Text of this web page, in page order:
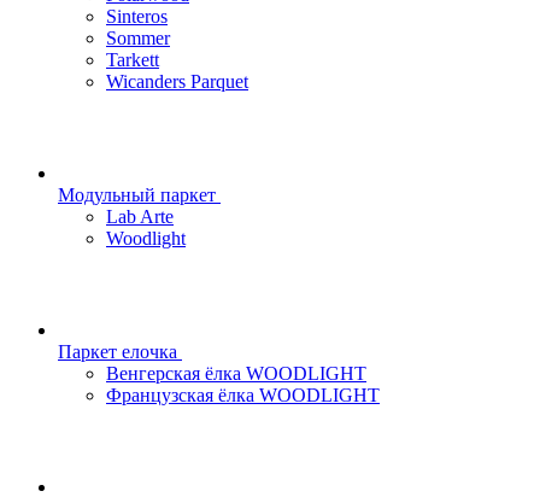
Sinteros
Sommer
Tarkett
Wicanders Parquet
Модульный паркет
Lab Arte
Woodlight
Паркет елочка
Венгерская ёлка WOODLIGHT
Французская ёлка WOODLIGHT